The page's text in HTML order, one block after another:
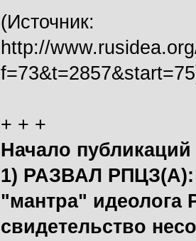
(Источник:
http://
+ + +
Начало
1) РАЗВАЛ РПЦЗ(А):
"мантра" идеолога
свидетельство